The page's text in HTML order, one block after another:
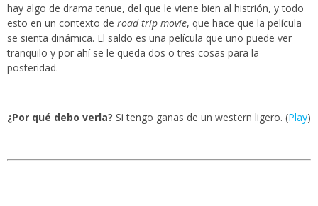
hay algo de drama tenue, del que le viene bien al histrión, y todo
esto en un contexto de road trip movie, que hace que la película
se sienta dinámica. El saldo es una película que uno puede ver
tranquilo y por ahí se le queda dos o tres cosas para la
posteridad.
¿Por qué debo verla? Si tengo ganas de un western ligero. (Play)